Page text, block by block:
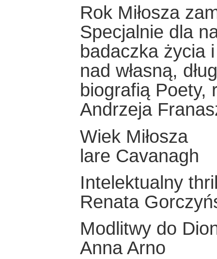
Rok Miłosza
Specjalnie dla
badaczka życia
nad własną,
biografią Poety,
Andrzeja
Wiek Miłosza
lare Cavanagh
Intelektualny
Renata
Modlitwy do
Anna Arno